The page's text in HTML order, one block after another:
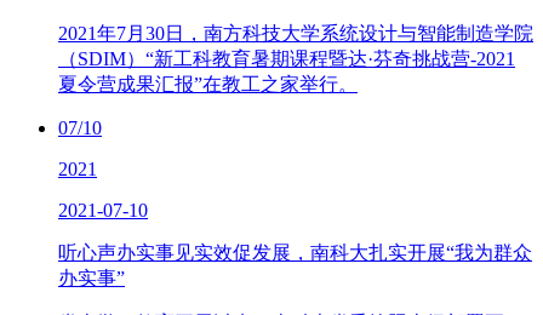
2021年7月30日，南方科技大学系统设计与智能制造学院
（SDIM）“新工科教育暑期课程暨达·芬奇挑战营-2021
夏令营成果汇报”在教工之家举行。
07/10
2021
2021-07-10
听心声办实事见实效促发展，南科大扎实开展“我为群众
办实事”